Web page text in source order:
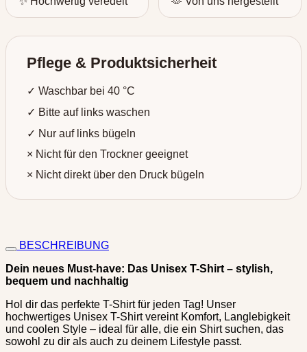
Pflege & Produktsicherheit
✓ Waschbar bei 40 °C
✓ Bitte auf links waschen
✓ Nur auf links bügeln
× Nicht für den Trockner geeignet
× Nicht direkt über den Druck bügeln
BESCHREIBUNG
Dein neues Must-have: Das Unisex T-Shirt – stylish,
bequem und nachhaltig
Hol dir das perfekte T-Shirt für jeden Tag! Unser
hochwertiges Unisex T-Shirt vereint Komfort, Langlebigkeit
und coolen Style – ideal für alle, die ein Shirt suchen, das
sowohl zu dir als auch zu deinem Lifestyle passt.